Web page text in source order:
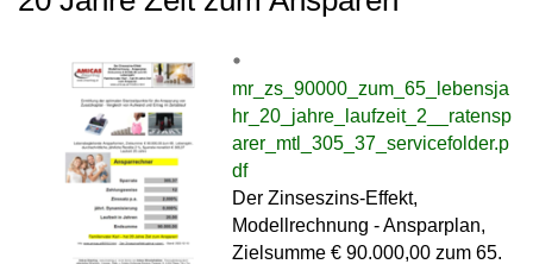
mr_zs_90000_zum_65_lebensja
hr_20_jahre_laufzeit_2__ratensp
arer_mtl_305_37_servicefolder.p
df
Der Zinseszins-Effekt,
Modellrechnung - Ansparplan,
Zielsumme € 90.000,00 zum 65.